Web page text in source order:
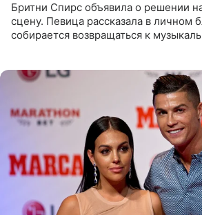
Бритни Спирс объявила о решении
сцену. Певица рассказала в личном
собирается возвращаться к